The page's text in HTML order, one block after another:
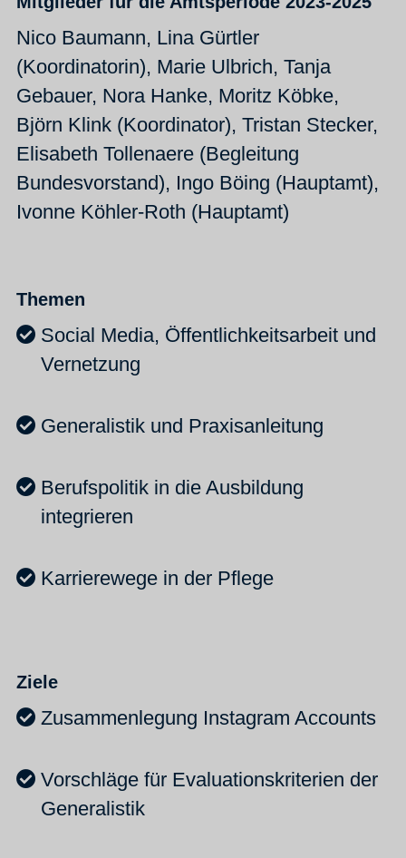
Nico Baumann, Lina Gürtler
(Koordinatorin), Marie Ulbrich, Tanja
Gebauer, Nora Hanke, Moritz Köbke,
Björn Klink (Koordinator), Tristan Stecker,
Elisabeth Tollenaere (Begleitung
Bundesvorstand), Ingo Böing (Hauptamt),
Ivonne Köhler-Roth (Hauptamt)
Themen
Social Media, Öffentlichkeitsarbeit und
Vernetzung
Generalistik und Praxisanleitung
Berufspolitik in die Ausbildung
integrieren
Karrierewege in der Pflege
Ziele
Zusammenlegung Instagram Accounts
Vorschläge für Evaluationskriterien der
Generalistik